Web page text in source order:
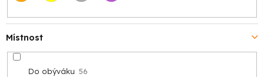
Místnost
Do obýváku 56